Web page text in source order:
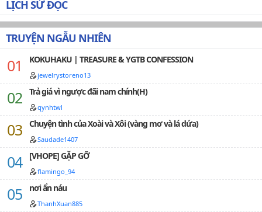
LỊCH SỬ ĐỌC
TRUYỆN NGẪU NHIÊN
KOKUHAKU | TREASURE & YGTB CONFESSION
jewelrystoreno13
Trả giá vì ngược đãi nam chính(H)
qynhtwl
Chuyện tình của Xoài và Xôi (vàng mơ và lá dứa)
Saudade1407
[VHOPE] GẶP GỠ
flamingo_94
nơi ẩn náu
ThanhXuan885